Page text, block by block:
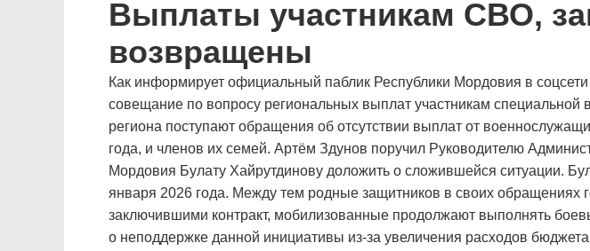
Выплаты участникам СВО,
возвращены
Как информирует официальный паблик Республики Мордовия в
совещание по вопросу региональных выплат участникам специальной
региона поступают обращения об отсутствии выплат от
года, и членов их семей. Артём Здунов поручил Руководителю
Мордовия Булату Хайрутдинову доложить о сложившейся ситуации.
января 2026 года. Между тем родные защитников в своих обращениях
заключившими контракт, мобилизованные продолжают выполнять
о неподдержке данной инициативы из-за увеличения расходов